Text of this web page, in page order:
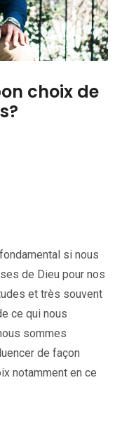
choix de
si nous
de Dieu pour nos
et très souvent
ce qui nous
sommes
de façon
notamment en ce